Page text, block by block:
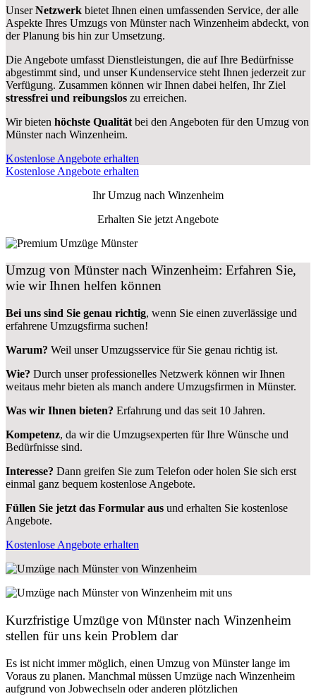
UnserNetzwerk bietet Ihnen einen umfassenden Service, der alle
Aspekte Ihres Umzugs von Münster nach Winzenheim abdeckt, von
der Planung bis hin zur Umsetzung.
Die Angebote umfasst Dienstleistungen, die auf Ihre Bedürfnisse
abgestimmt sind, und unser Kundenservice steht Ihnen jederzeit zur
Verfügung. Zusammen können wir Ihnen dabei helfen, Ihr Ziel
stressfrei und reibungslos zu erreichen.
Wir bieten höchste Qualität bei den Angeboten für den Umzug von
Münster nach Winzenheim.
Kostenlose Angebote erhalten
Kostenlose Angebote erhalten
Ihr Umzug nach Winzenheim
Erhalten Sie jetzt Angebote
Umzug von Münster nach Winzenheim: Erfahren Sie,
wie wir Ihnen helfen können
Bei uns sind Sie genau richtig, wenn Sie einen zuverlässige und
erfahrene Umzugsfirma suchen!
Warum? Weil unser Umzugsservice für Sie genau richtig ist.
Wie? Durch unser professionelles Netzwerk können wir Ihnen
weitaus mehr bieten als manch andere Umzugsfirmen in Münster.
Was wir Ihnen bieten? Erfahrung und das seit 10 Jahren.
Kompetenz, da wir die Umzugsexperten für Ihre Wünsche und
Bedürfnisse sind.
Interesse? Dann greifen Sie zum Telefon oder holen Sie sich erst
einmal ganz bequem kostenlose Angebote.
Füllen Sie jetzt das Formular aus und erhalten Sie kostenlose
Angebote.
Kostenlose Angebote erhalten
Kurzfristige Umzüge von Münster nach Winzenheim
stellen für uns kein Problem dar
Es ist nicht immer möglich, einen Umzug von Münster lange im
Voraus zu planen. Manchmal müssen Umzüge nach Winzenheim
aufgrund von Jobwechseln oder anderen plötzlichen